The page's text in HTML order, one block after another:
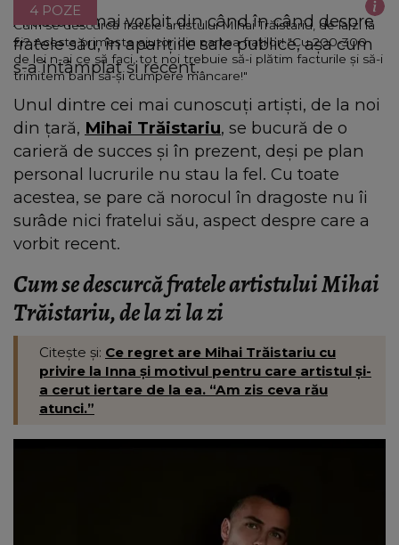
Cum se descurcă fratele artistului Mihai Trăistariu, de la zi la
zi? Acesta primește ajutor din partea fraților! "Cu 200-300
de lei n-ai ce să faci, tot noi trebuie să-i plătim facturile și să-i
trimitem bani să-și cumpere mâncare!"
4 POZE
Artistul a mai vorbit din când în când despre
fratele său, în aparițiile sale publice, așa cum
s-a întâmplat și recent.
Unul dintre cei mai cunoscuți artiști, de la noi
din țară, Mihai Trăistariu, se bucură de o
carieră de succes și în prezent, deși pe plan
personal lucrurile nu stau la fel. Cu toate
acestea, se pare că norocul în dragoste nu îi
surâde nici fratelui său, aspect despre care a
vorbit recent.
Cum se descurcă fratele artistului Mihai
Trăistariu, de la zi la zi
Citește și: Ce regret are Mihai Trăistariu cu
privire la Inna și motivul pentru care artistul și-
a cerut iertare de la ea. “Am zis ceva rău
atunci.”